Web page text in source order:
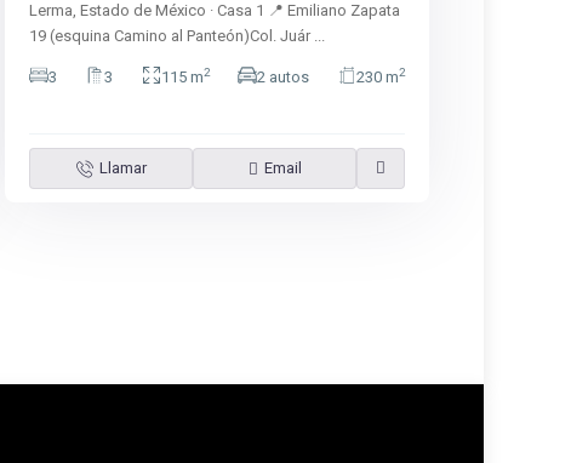
Lerma, Estado de México · Casa 1 📍 Emiliano Zapata
19 (esquina Camino al Panteón)Col. Juár ...
3 3 115 m2 2 autos 230 m2
Llamar Email